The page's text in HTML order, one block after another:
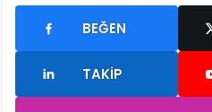
BEĞEN
TAKIP